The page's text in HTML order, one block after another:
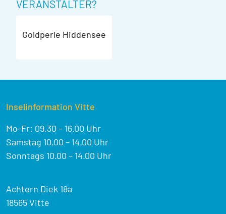
VERANSTALTER?
Goldperle Hiddensee
Inselinformation Vitte
Mo-Fr: 09.30 – 16.00 Uhr
Samstag 10.00 – 14.00 Uhr
Sonntags 10.00 – 14.00 Uhr
Achtern Diek 18a
18565 Vitte